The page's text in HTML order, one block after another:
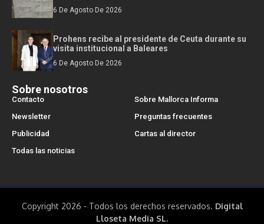
6 De Agosto De 2026
Prohens recibe al presidente de Ceuta durante su
visita institucional a Baleares
6 De Agosto De 2026
Sobre nosotros
Contacto
Sobre Mallorca Informa
Newsletter
Preguntas frecuentes
Publicidad
Cartas al director
Todas las noticias
Copyright 2026 - Todos los derechos reservados. Digital
Lloseta Media SL.